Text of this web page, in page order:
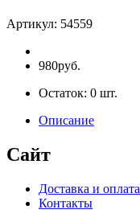
Артикул: 54559
980руб.
Остаток: 0 шт.
Описание
Сайт
Доставка и оплата
Контакты